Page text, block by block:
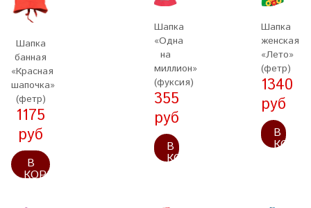
Шапка
банная
«Красная
шапочка»
(фетр)
1175
руб
В
КОРЗИНУ
Шапка
«Одна
на
миллион»
(фуксия)
355
руб
В
КОРЗИНУ
Шапка
женская
«Лето»
(фетр)
1340
руб
В